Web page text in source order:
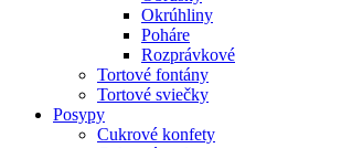
Okrúhliny
Poháre
Rozprávkové
Tortové fontány
Tortové sviečky
Posypy
Cukrové konfety